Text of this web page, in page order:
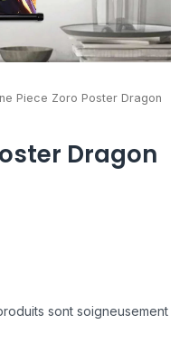
Piece Zoro Poster Dragon
Dragon
sont soigneusement